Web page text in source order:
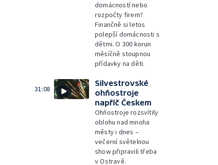
domácností nebo
rozpočty firem?
Finančně si letos
polepší domácnosti s
dětmi. O 300 korun
měsíčně stoupnou
přídavky na děti.
31:08
Silvestrovské
ohňostroje
napříč Českem
Ohňostroje rozsvítily
oblohu nad mnoha
městy i dnes –
večerní světelnou
show připravili třeba
v Ostravě.